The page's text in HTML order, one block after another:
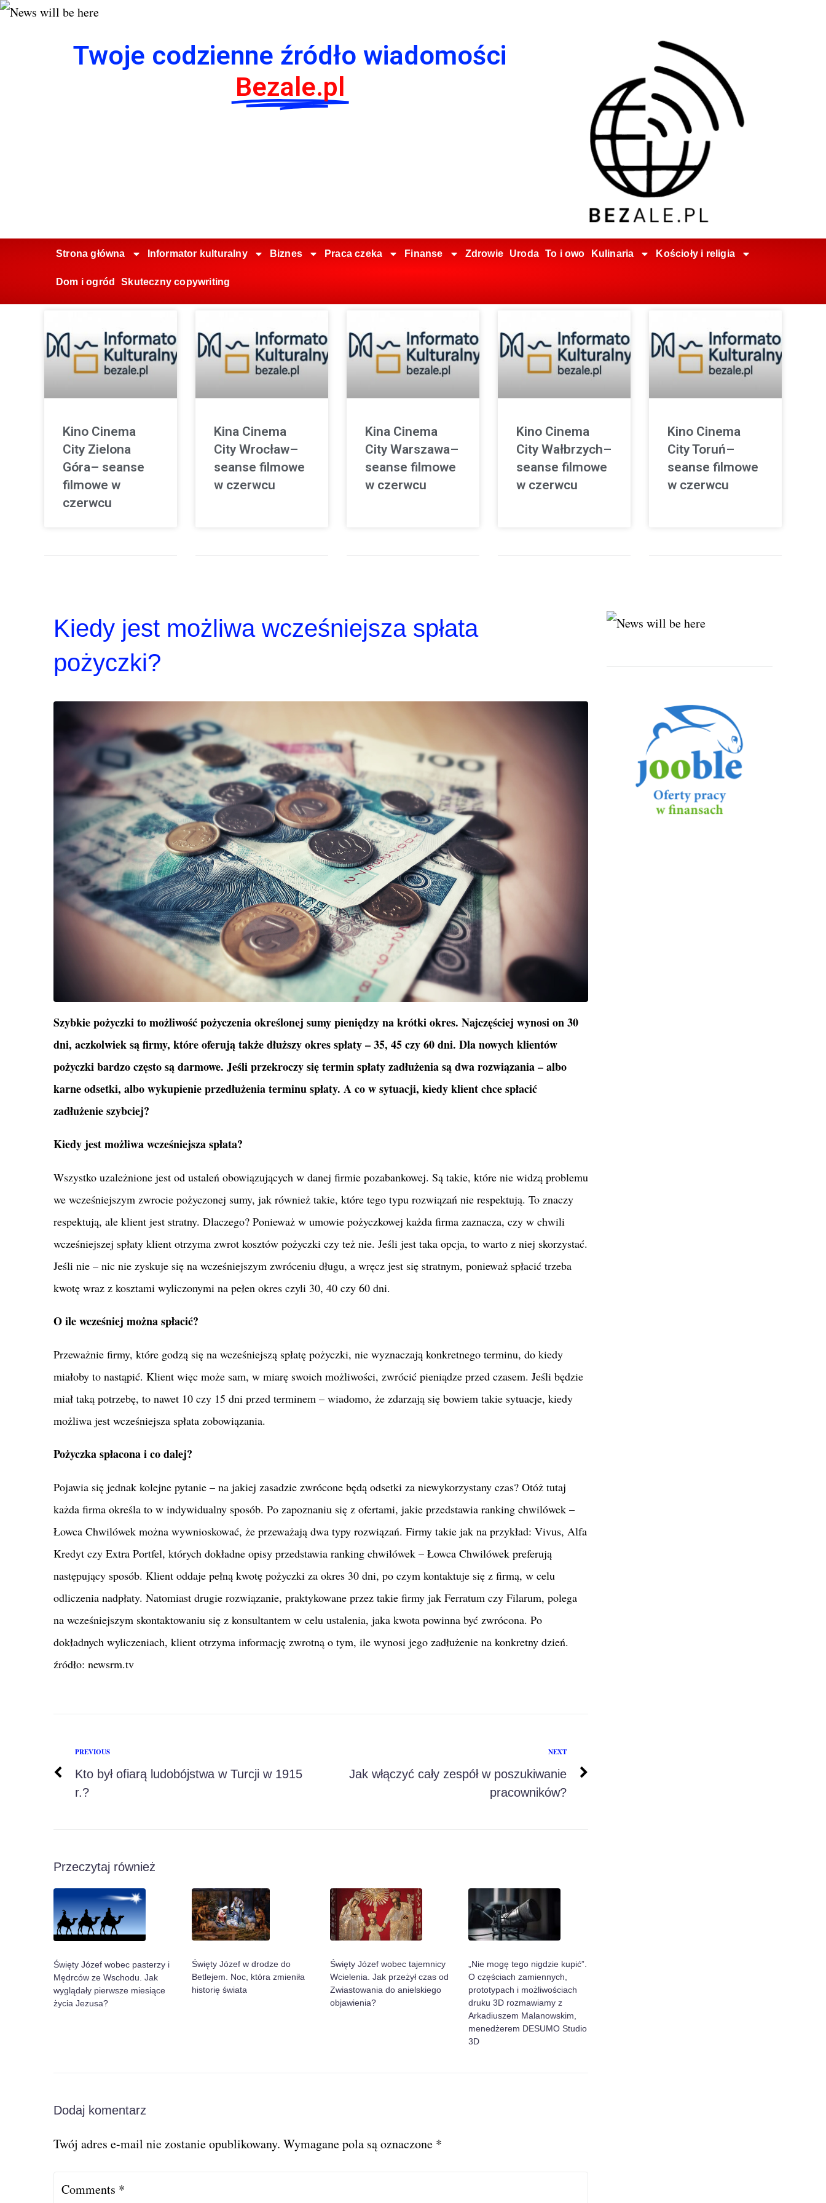
Twoje codzienne źródło wiadomości
Bezale.pl
Strona główna Informator kulturalny Biznes Praca czeka Finanse Zdrowie Uroda To i owo Kulinaria Kościoły i religia
Dom i ogród Skuteczny copywriting
Kino Cinema
City Zielona
Góra– seanse
filmowe w
czerwcu
Kina Cinema
City Wrocław–
seanse filmowe
w czerwcu
Kina Cinema
City Warszawa–
seanse filmowe
w czerwcu
Kino Cinema
City Wałbrzych–
seanse filmowe
w czerwcu
Kino Cinema
City Toruń–
seanse filmowe
w czerwcu
Kiedy jest możliwa wcześniejsza spłata
pożyczki?
Szybkie pożyczki to możliwość pożyczenia określonej sumy pieniędzy na krótki okres. Najczęściej wynosi on 30
dni, aczkolwiek są firmy, które oferują także dłuższy okres spłaty – 35, 45 czy 60 dni. Dla nowych klientów
pożyczki bardzo często są darmowe. Jeśli przekroczy się termin spłaty zadłużenia są dwa rozwiązania – albo
karne odsetki, albo wykupienie przedłużenia terminu spłaty. A co w sytuacji, kiedy klient chce spłacić
zadłużenie szybciej?
Kiedy jest możliwa wcześniejsza spłata?
Wszystko uzależnione jest od ustaleń obowiązujących w danej firmie pozabankowej. Są takie, które nie widzą problemu
we wcześniejszym zwrocie pożyczonej sumy, jak również takie, które tego typu rozwiązań nie respektują. To znaczy
respektują, ale klient jest stratny. Dlaczego? Ponieważ w umowie pożyczkowej każda firma zaznacza, czy w chwili
wcześniejszej spłaty klient otrzyma zwrot kosztów pożyczki czy też nie. Jeśli jest taka opcja, to warto z niej skorzystać.
Jeśli nie – nic nie zyskuje się na wcześniejszym zwróceniu długu, a wręcz jest się stratnym, ponieważ spłacić trzeba
kwotę wraz z kosztami wyliczonymi na pełen okres czyli 30, 40 czy 60 dni.
O ile wcześniej można spłacić?
Przeważnie firmy, które godzą się na wcześniejszą spłatę pożyczki, nie wyznaczają konkretnego terminu, do kiedy
miałoby to nastąpić. Klient więc może sam, w miarę swoich możliwości, zwrócić pieniądze przed czasem. Jeśli będzie
miał taką potrzebę, to nawet 10 czy 15 dni przed terminem – wiadomo, że zdarzają się bowiem takie sytuacje, kiedy
możliwa jest wcześniejsza spłata zobowiązania.
Pożyczka spłacona i co dalej?
Pojawia się jednak kolejne pytanie – na jakiej zasadzie zwrócone będą odsetki za niewykorzystany czas? Otóż tutaj
każda firma określa to w indywidualny sposób. Po zapoznaniu się z ofertami, jakie przedstawia ranking chwilówek –
Łowca Chwilówek można wywnioskować, że przeważają dwa typy rozwiązań. Firmy takie jak na przykład: Vivus, Alfa
Kredyt czy Extra Portfel, których dokładne opisy przedstawia ranking chwilówek – Łowca Chwilówek preferują
następujący sposób. Klient oddaje pełną kwotę pożyczki za okres 30 dni, po czym kontaktuje się z firmą, w celu
odliczenia nadpłaty. Natomiast drugie rozwiązanie, praktykowane przez takie firmy jak Ferratum czy Filarum, polega
na wcześniejszym skontaktowaniu się z konsultantem w celu ustalenia, jaka kwota powinna być zwrócona. Po
dokładnych wyliczeniach, klient otrzyma informację zwrotną o tym, ile wynosi jego zadłużenie na konkretny dzień.
źródło: newsrm.tv
PREVIOUS
Kto był ofiarą ludobójstwa w Turcji w 1915
r.?
NEXT
Jak włączyć cały zespół w poszukiwanie
pracowników?
Przeczytaj również
Święty Józef wobec pasterzy i
Mędrców ze Wschodu. Jak
wyglądały pierwsze miesiące
życia Jezusa?
Święty Józef w drodze do
Betlejem. Noc, która zmieniła
historię świata
Święty Józef wobec tajemnicy
Wcielenia. Jak przeżył czas od
Zwiastowania do anielskiego
objawienia?
„Nie mogę tego nigdzie kupić”.
O częściach zamiennych,
prototypach i możliwościach
druku 3D rozmawiamy z
Arkadiuszem Malanowskim,
menedżerem DESUMO Studio
3D
Dodaj komentarz
Twój adres e-mail nie zostanie opublikowany. Wymagane pola są oznaczone *